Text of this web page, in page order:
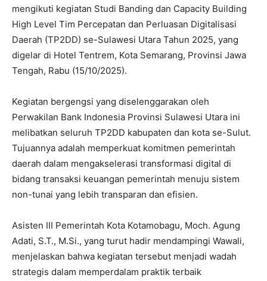
mengikuti kegiatan Studi Banding dan Capacity Building
High Level Tim Percepatan dan Perluasan Digitalisasi
Daerah (TP2DD) se-Sulawesi Utara Tahun 2025, yang
digelar di Hotel Tentrem, Kota Semarang, Provinsi Jawa
Tengah, Rabu (15/10/2025).
Kegiatan bergengsi yang diselenggarakan oleh
Perwakilan Bank Indonesia Provinsi Sulawesi Utara ini
melibatkan seluruh TP2DD kabupaten dan kota se-Sulut.
Tujuannya adalah memperkuat komitmen pemerintah
daerah dalam mengakselerasi transformasi digital di
bidang transaksi keuangan pemerintah menuju sistem
non-tunai yang lebih transparan dan efisien.
Asisten III Pemerintah Kota Kotamobagu, Moch. Agung
Adati, S.T., M.Si., yang turut hadir mendampingi Wawali,
menjelaskan bahwa kegiatan tersebut menjadi wadah
strategis dalam memperdalam praktik terbaik